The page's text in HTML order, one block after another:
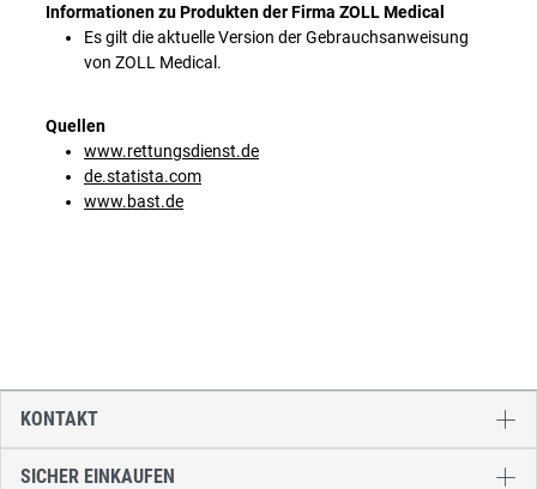
Informationen zu Produkten der Firma ZOLL Medical
Es gilt die aktuelle Version der Gebrauchsanweisung
von ZOLL Medical.
Quellen
www.rettungsdienst.de
de.statista.com
www.bast.de
SICHER EINKAUFEN
KONTAKT